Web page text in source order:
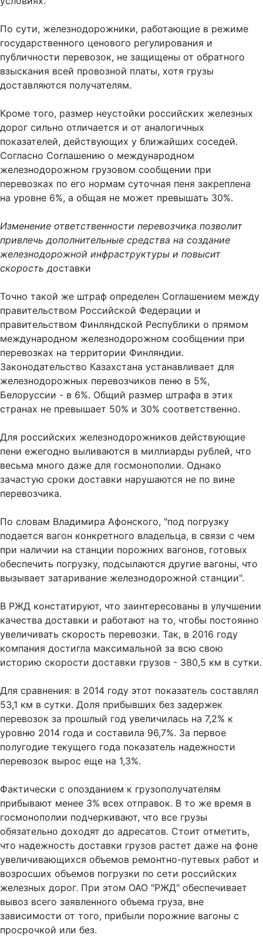
По сути, железнодорожники, работающие в режиме
государственного ценового регулирования и
публичности перевозок, не защищены от обратного
взыскания всей провозной платы, хотя грузы
доставляются получателям.
Кроме того, размер неустойки российских железных
дорог сильно отличается и от аналогичных
показателей, действующих у ближайших соседей.
Согласно Соглашению о международном
железнодорожном грузовом сообщении при
перевозках по его нормам суточная пеня закреплена
на уровне 6%, а общая не может превышать 30%.
Изменение ответственности перевозчика позволит
привлечь дополнительные средства на создание
железнодорожной инфраструктуры и повысит
скорость доставки
Точно такой же штраф определен Соглашением между
правительством Российской Федерации и
правительством Финляндской Республики о прямом
международном железнодорожном сообщении при
перевозках на территории Финляндии.
Законодательство Казахстана устанавливает для
железнодорожных перевозчиков пеню в 5%,
Белоруссии - в 6%. Общий размер штрафа в этих
странах не превышает 50% и 30% соответственно.
Для российских железнодорожников действующие
пени ежегодно выливаются в миллиарды рублей, что
весьма много даже для госмонополии. Однако
зачастую сроки доставки нарушаются не по вине
перевозчика.
По словам Владимира Афонского, "под погрузку
подается вагон конкретного владельца, в связи с чем
при наличии на станции порожних вагонов, готовых
обеспечить погрузку, подсылаются другие вагоны, что
вызывает затаривание железнодорожной станции".
В РЖД констатируют, что заинтересованы в улучшении
качества доставки и работают на то, чтобы постоянно
увеличивать скорость перевозки. Так, в 2016 году
компания достигла максимальной за всю свою
историю скорости доставки грузов - 380,5 км в сутки.
Для сравнения: в 2014 году этот показатель составлял
53,1 км в сутки. Доля прибывших без задержек
перевозок за прошлый год увеличилась на 7,2% к
уровню 2014 года и составила 96,7%. За первое
полугодие текущего года показатель надежности
перевозок вырос еще на 1,3%.
Фактически с опозданием к грузополучателям
прибывают менее 3% всех отправок. В то же время в
госмонополии подчеркивают, что все грузы
обязательно доходят до адресатов. Стоит отметить,
что надежность доставки грузов растет даже на фоне
увеличивающихся объемов ремонтно-путевых работ и
возросших объемов погрузки по сети российских
железных дорог. При этом ОАО "РЖД" обеспечивает
вывоз всего заявленного объема груза, вне
зависимости от того, прибыли порожние вагоны с
просрочкой или без.